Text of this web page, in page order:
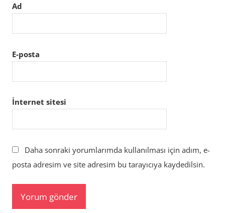
Ad
E-posta
İnternet sitesi
Daha sonraki yorumlarımda kullanılması için adım, e-
posta adresim ve site adresim bu tarayıcıya kaydedilsin.